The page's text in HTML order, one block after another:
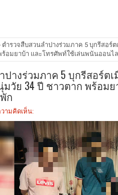
ตำรวจสืบสวนลำปางร่วมภาค 5 บุกรีสอร์
ร้อมยาบ้า และโทรศัพท์ใช้เล่นพนันออนไ
างร่วมภาค 5 บุกรีสอร์ต
วัย 34 ปี ชาวตาก พร้อม
ก
ามคิดเห็น: